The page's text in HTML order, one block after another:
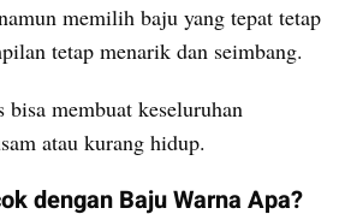
memilih baju yang tepat tetap
tetap menarik dan seimbang.
bisa membuat keseluruhan
atau kurang hidup.
dengan Baju Warna Apa?